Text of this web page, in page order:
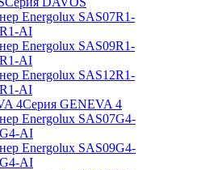
Energolux SAS07R1-
AI
Energolux SAS09R1-
AI
Energolux SAS12R1-
AI
Серия GENEVA 4
Energolux SAS07G4-
AI
Energolux SAS09G4-
AI